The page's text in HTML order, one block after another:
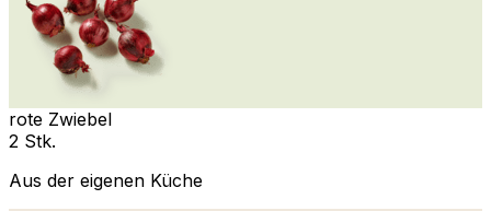
rote Zwiebel
2 Stk.
Aus der eigenen Küche